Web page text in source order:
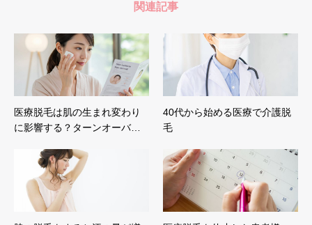
関連記事
医療脱毛は肌の生まれ変わり
に影響する？ターンオーバ…
40代から始める医療で介護脱
毛